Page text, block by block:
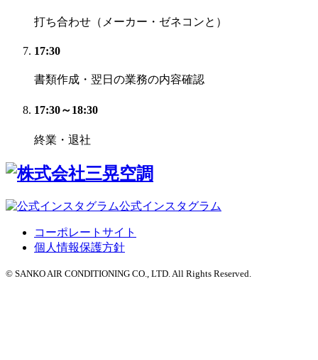
打ち合わせ（メーカー・ゼネコンと）
17:30
書類作成・翌日の業務の内容確認
17:30～18:30
終業・退社
公式インスタグラム
コーポレートサイト
個人情報保護方針
© SANKO AIR CONDITIONING CO., LTD. All Rights Reserved.